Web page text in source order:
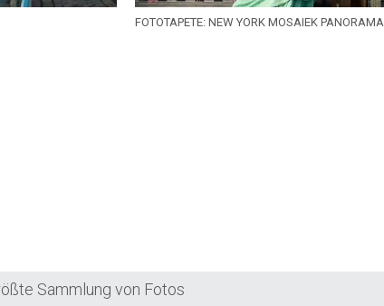
FOTOTAPETE: NEW YORK MOSAIEK PANORAMA
Sammlung von Fotos